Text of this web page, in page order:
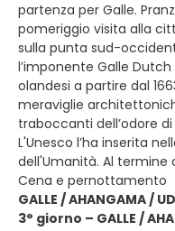
partenza per Galle.
pomeriggio visita alla
sulla punta sud-
l’imponente Galle
olandesi a partire dal
meraviglie
traboccanti dell’odore
L'Unesco l’ha inserita
dell'Umanità. Al
Cena e pernottamento
GALLE / AHANGAMA /
3° giorno – GALLE /